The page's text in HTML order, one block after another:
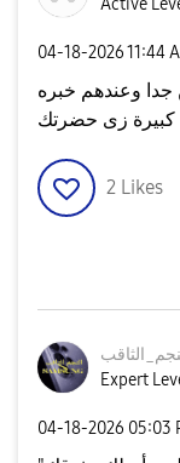
Active
‎04-18-202611:44
وعندهم خبره
2 Likes
Expert
‎04-18-2026 05:03